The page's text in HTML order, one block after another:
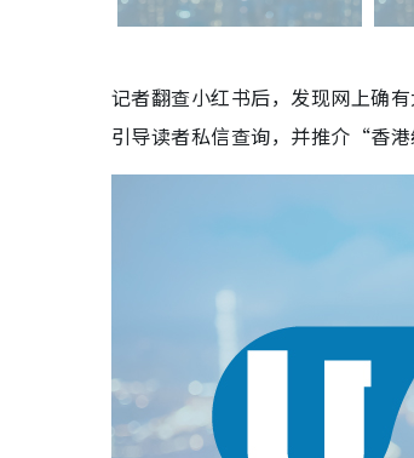
记者翻查小红书后，发现网上确
引导读者私信查询，并推介“香